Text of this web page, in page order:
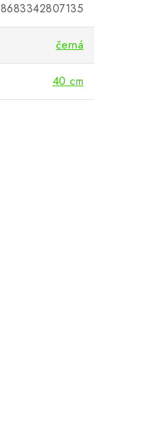
8683342807135
černá
40 cm